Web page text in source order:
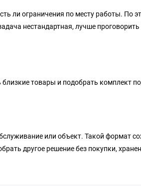
ли ограничения по месту работы. По
нестандартная, лучше проговорить
близкие товары и подобрать комплект
или объект. Такой формат
другое решение без покупки,